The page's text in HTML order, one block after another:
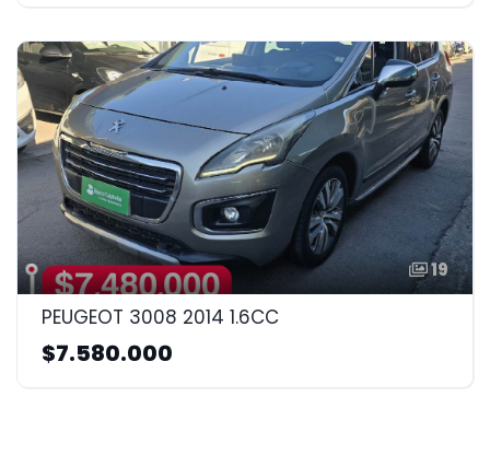
19
PEUGEOT 3008 2014 1.6CC
$7.580.000